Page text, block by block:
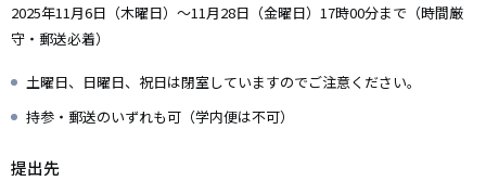
2025年11月6日（木曜日）～11月28日（金曜日）17時00分まで（時間厳
守・郵送必着）
土曜日、日曜日、祝日は閉室していますのでご注意ください。
持参・郵送のいずれも可（学内便は不可）
提出先